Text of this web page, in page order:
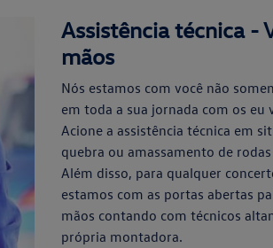
Assistência técnica -
mãos
Nós estamos com você não
em toda a sua jornada com os eu
Acione a assistência técnica em
quebra ou amassamento de
Além disso, para qualquer
estamos com as portas abertas
mãos contando com técnicos
própria montadora.